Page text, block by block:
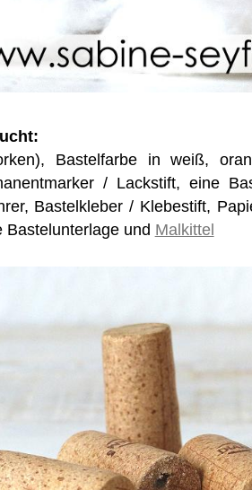
Bastelfarbe in weiß,
/ Lackstift, eine
Bastelkleber / Klebestift,
Bastelunterlage und Malkittel